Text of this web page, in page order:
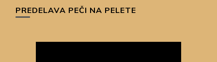
PREDELAVA PEČI NA PELETE